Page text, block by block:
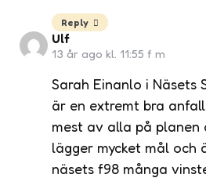
Reply
Ulf
13 år ago kl. 11:55 f m
Sarah Einanlo i Näsets
är en extremt bra
mest av alla på planen
lägger mycket mål och
näsets f98 många